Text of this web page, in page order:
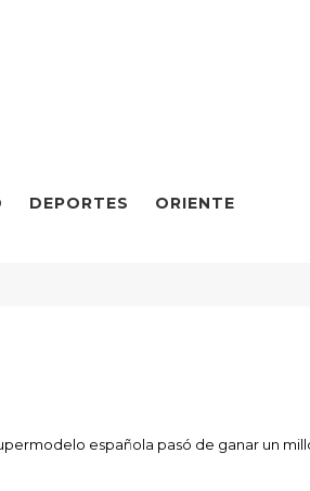
DEPORTES ORIENTE
española pasó de ganar un